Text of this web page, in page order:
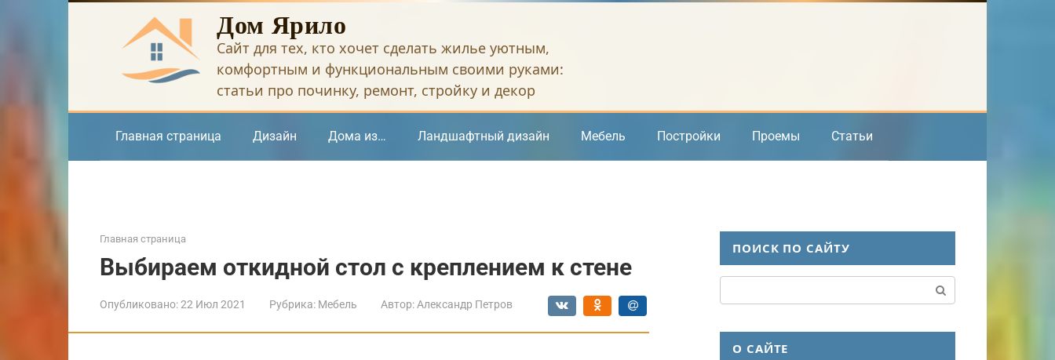
Дом Ярило
Сайт для тех, кто хочет сделать жилье уютным,
комфортным и функциональным своими руками:
статьи про починку, ремонт, стройку и декор
Главная страница Дизайн Дома из… Ландшафтный дизайн Мебель Постройки Проемы Статьи
Главная страница
Выбираем откидной стол с креплением к стене
Опубликовано:22 Июл 2021 Рубрика: Мебель Автор: Александр Петров
ПОИСК ПО САЙТУ
О САЙТЕ